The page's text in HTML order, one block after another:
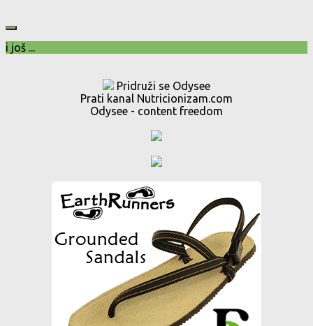
i još ...
Pridruži se Odysee
Prati kanal Nutricionizam.com
Odysee - content freedom